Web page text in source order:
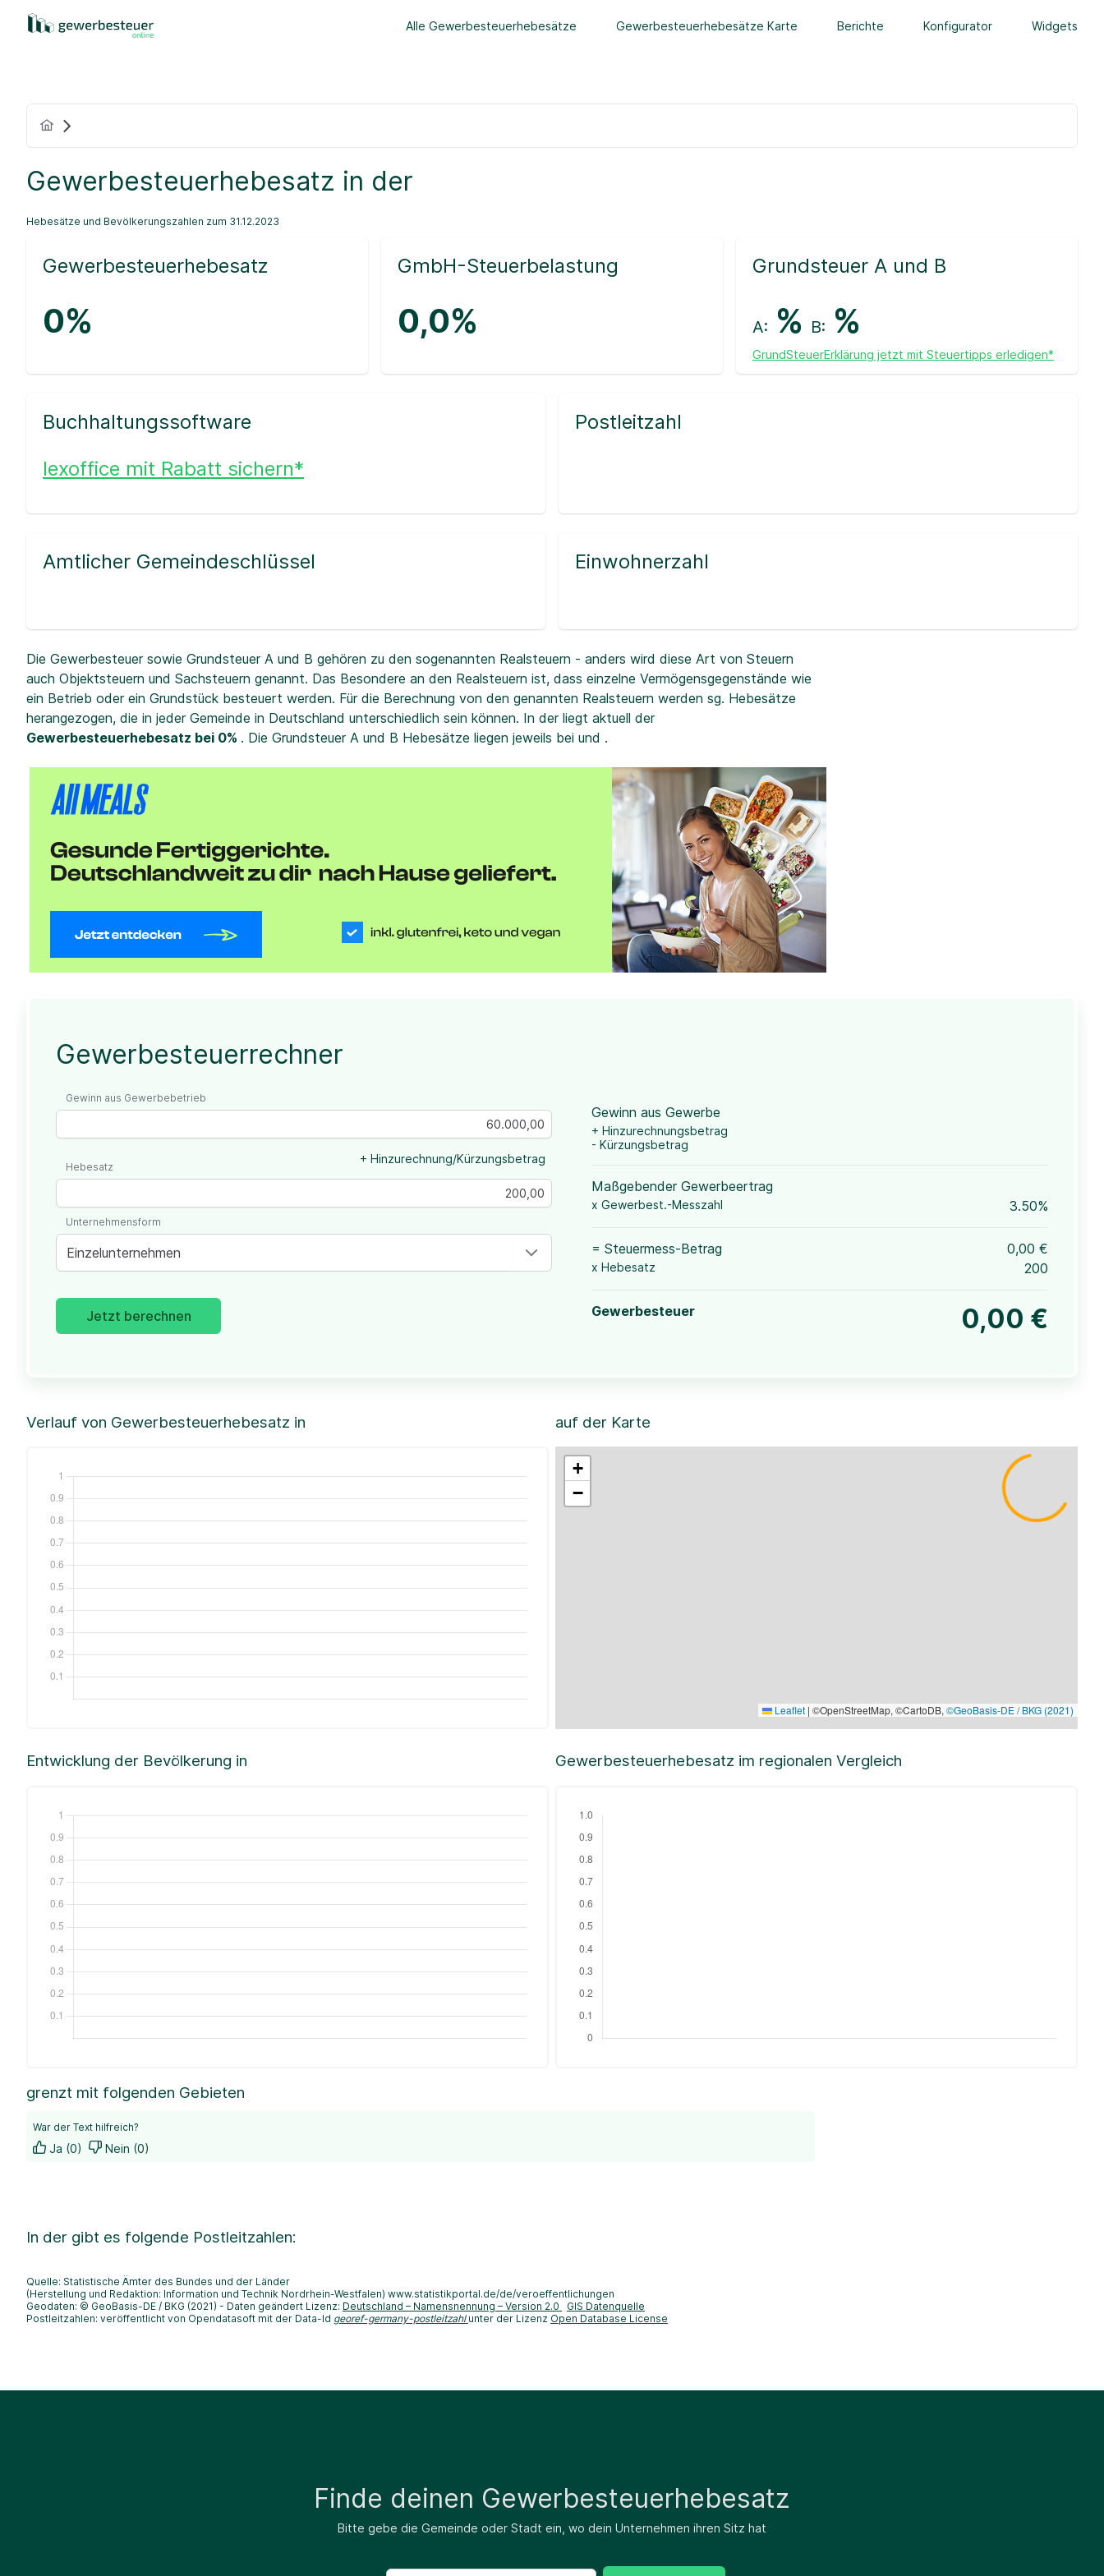
Alle Gewerbesteuerhebesätze Gewerbesteuerhebesätze Karte Berichte Konfigurator Widgets
Gewerbesteuerhebesatz in der
Hebesätze und Bevölkerungszahlen zum 31.12.2023
Gewerbesteuerhebesatz
0%
GmbH-Steuerbelastung
0,0%
Grundsteuer A und B
A: % B: %
GrundSteuerErklärung jetzt mit Steuertipps erledigen*
Buchhaltungssoftware
lexoffice mit Rabatt sichern*
Postleitzahl
Amtlicher Gemeindeschlüssel Einwohnerzahl
Die Gewerbesteuer sowie Grundsteuer A und B gehören zu den sogenannten Realsteuern - anders wird diese Art von Steuern
auch Objektsteuern und Sachsteuern genannt. Das Besondere an den Realsteuern ist, dass einzelne Vermögensgegenstände wie
ein Betrieb oder ein Grundstück besteuert werden. Für die Berechnung von den genannten Realsteuern werden sg. Hebesätze
herangezogen, die in jeder Gemeinde in Deutschland unterschiedlich sein können. In der liegt aktuell der
Gewerbesteuerhebesatz bei 0% . Die Grundsteuer A und B Hebesätze liegen jeweils bei und .
Gewerbesteuerrechner
Gewinn aus Gewerbebetrieb
+ Hinzurechnung/Kürzungsbetrag
Hebesatz
Einzelunternehmen
Unternehmensform
Jetzt berechnen
Gewinn aus Gewerbe
+ Hinzurechnungsbetrag
- Kürzungsbetrag
Maßgebender Gewerbeertrag
x Gewerbest.-Messzahl 3.50%
= Steuermess-Betrag 0,00 €
x Hebesatz 200
Gewerbesteuer 0,00 €
Verlauf von Gewerbesteuerhebesatz in auf der Karte
+
−
Leaflet | ©OpenStreetMap, ©CartoDB, ©GeoBasis-DE / BKG (2021)
Entwicklung der Bevölkerung in Gewerbesteuerhebesatz im regionalen Vergleich
grenzt mit folgenden Gebieten
War der Text hilfreich?
Ja (0) Nein (0)
In der gibt es folgende Postleitzahlen:
Quelle: Statistische Ämter des Bundes und der Länder
(Herstellung und Redaktion: Information und Technik Nordrhein-Westfalen) www.statistikportal.de/de/veroeffentlichungen
Geodaten: © GeoBasis-DE / BKG (2021) - Daten geändert Lizenz: Deutschland – Namensnennung – Version 2.0
GIS Datenquelle
Postleitzahlen: veröffentlicht von Opendatasoft mit der Data-Id georef-germany-postleitzahl unter der Lizenz Open Database License
Finde deinen Gewerbesteuerhebesatz
Bitte gebe die Gemeinde oder Stadt ein, wo dein Unternehmen ihren Sitz hat